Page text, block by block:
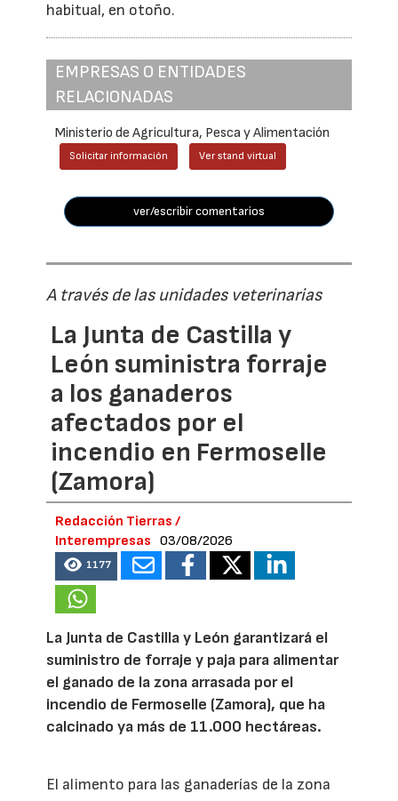
habitual, en otoño.
EMPRESAS O ENTIDADES
RELACIONADAS
Ministerio de Agricultura, Pesca y Alimentación
Solicitar información Ver stand virtual
ver/escribir comentarios
A través de las unidades veterinarias
La Junta de Castilla y
León suministra forraje
a los ganaderos
afectados por el
incendio en Fermoselle
(Zamora)
Redacción Tierras /
Interempresas
03/08/2026
1177
La Junta de Castilla y León garantizará el
suministro de forraje y paja para alimentar
el ganado de la zona arrasada por el
incendio de Fermoselle (Zamora), que ha
calcinado ya más de 11.000 hectáreas.
El alimento para las ganaderías de la zona